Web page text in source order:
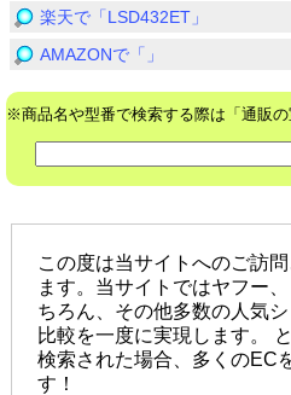
楽天で「LSD432ET」
AMAZONで「」
※商品名や型番で検索する際は「通販の
この度は当サイトへのご訪
ます。当サイトではヤフー
ちろん、その他多数の人気
比較を一度に実現します。
検索された場合、多くのEC
す！